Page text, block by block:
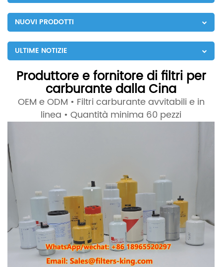
NUOVI PRODOTTI
ULTIME NOTIZIE
Produttore e fornitore di filtri per
carburante dalla Cina
OEM e ODM • Filtri carburante avvitabili e in
linea • Quantità minima 60 pezzi